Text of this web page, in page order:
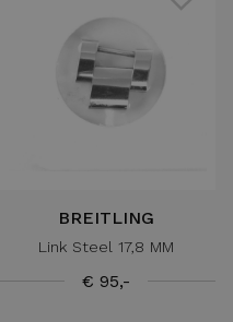
BREITLING
Link Steel 17,8 MM
€ 95,-